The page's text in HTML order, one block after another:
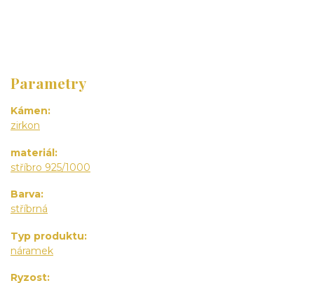
Parametry
Kámen
zirkon
materiál
stříbro 925/1000
Barva
stříbrná
Typ produktu
náramek
Ryzost